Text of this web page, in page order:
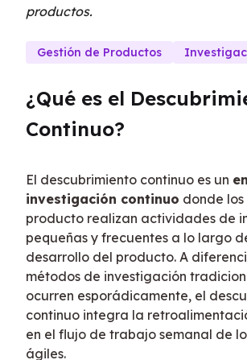
productos.
Gestión de Productos
¿Qué es el
Continuo?
El descubrimiento continuo es un
investigación continuo donde
producto realizan actividades de
pequeñas y frecuentes a lo largo
desarrollo del producto. A
métodos de investigación
ocurren esporádicamente, el
continuo integra la
en el flujo de trabajo semanal de
ágiles.